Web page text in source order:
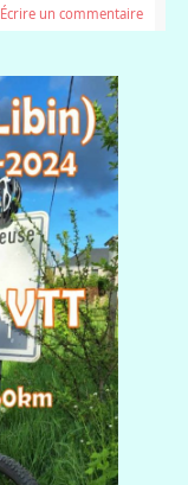
Écrire un commentaire